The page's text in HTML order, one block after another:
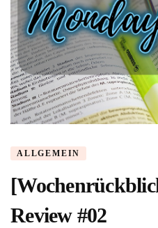
ALLGEMEIN
Review #02